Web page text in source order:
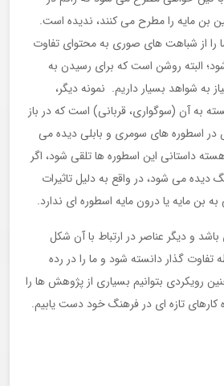
بن مایه را مطرح می کنند، ندیده است.
را از شباهت های صوری به محتوای تفاوت
البته روشن است که برای رسیدن به
به شواهد بسیار داریم. نمونه دیگر،
به آن (سوگواری، قربانی) است که در باز
اسطوره های سومری و بابلی دیده می
داستانی این اسطوره ها تلقی شود، اگر
دیده می شود، در واقع به دلیل تاثیرات
بن مایه یا درون مایه اسطوره ای ندارد.
باشد و دیگر عناصر در ارتباط با آن شکل
تفاوت گذار دانسته شود و ما را در رده
رویکردی بتوانیم بسیاری از پژوهش ها را
کارهای تازه ای در فرهنگ خود دست یابیم.